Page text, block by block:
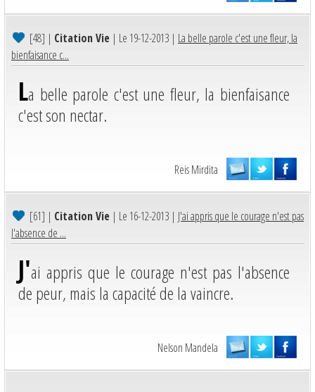
[48] | Citation Vie | Le 19-12-2013 | La belle parole c'est une fleur, la
bienfaisance c...
La belle parole c'est une fleur, la bienfaisance
c'est son nectar.
Reis Mirdita
[61] | Citation Vie | Le 16-12-2013 | J'ai appris que le courage n'est pas
l'absence de ...
J'ai appris que le courage n'est pas l'absence
de peur, mais la capacité de la vaincre.
Nelson Mandela